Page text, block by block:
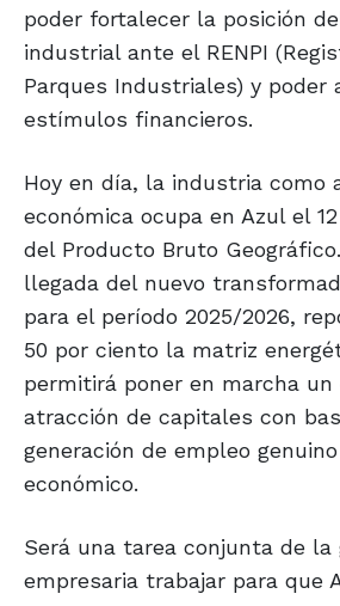
poder fortalecer la posición
industrial ante el RENPI
Parques Industriales) y poder
estímulos financieros.
Hoy en día, la industria como
económica ocupa en Azul el
del Producto Bruto
llegada del nuevo
para el período 2025/2026,
50 por ciento la matriz
permitirá poner en marcha un
atracción de capitales con
generación de empleo
económico.
Será una tarea conjunta de la
empresaria trabajar para que